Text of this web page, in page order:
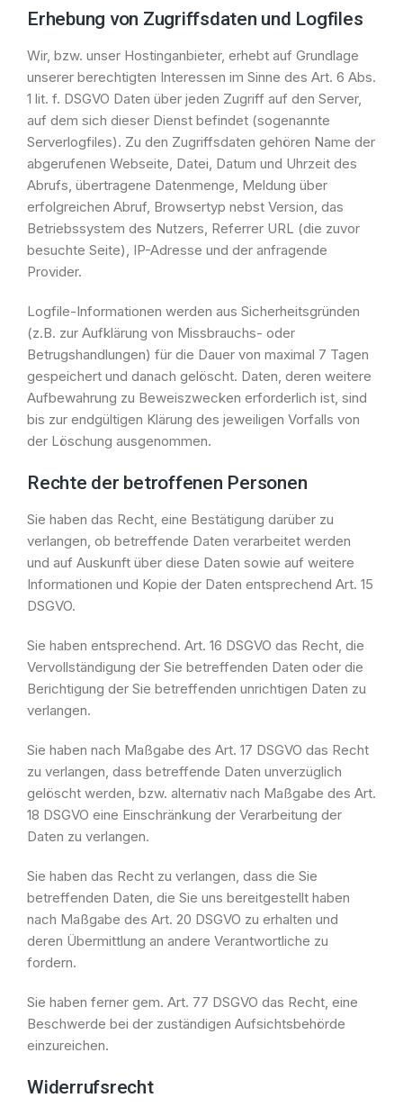
Erhebung von Zugriffsdaten und Logfiles
Wir, bzw. unser Hostinganbieter, erhebt auf Grundlage
unserer berechtigten Interessen im Sinne des Art. 6 Abs.
1 lit. f. DSGVO Daten über jeden Zugriff auf den Server,
auf dem sich dieser Dienst befindet (sogenannte
Serverlogfiles). Zu den Zugriffsdaten gehören Name der
abgerufenen Webseite, Datei, Datum und Uhrzeit des
Abrufs, übertragene Datenmenge, Meldung über
erfolgreichen Abruf, Browsertyp nebst Version, das
Betriebssystem des Nutzers, Referrer URL (die zuvor
besuchte Seite), IP-Adresse und der anfragende
Provider.
Logfile-Informationen werden aus Sicherheitsgründen
(z.B. zur Aufklärung von Missbrauchs- oder
Betrugshandlungen) für die Dauer von maximal 7 Tagen
gespeichert und danach gelöscht. Daten, deren weitere
Aufbewahrung zu Beweiszwecken erforderlich ist, sind
bis zur endgültigen Klärung des jeweiligen Vorfalls von
der Löschung ausgenommen.
Rechte der betroffenen Personen
Sie haben das Recht, eine Bestätigung darüber zu
verlangen, ob betreffende Daten verarbeitet werden
und auf Auskunft über diese Daten sowie auf weitere
Informationen und Kopie der Daten entsprechend Art. 15
DSGVO.
Sie haben entsprechend. Art. 16 DSGVO das Recht, die
Vervollständigung der Sie betreffenden Daten oder die
Berichtigung der Sie betreffenden unrichtigen Daten zu
verlangen.
Sie haben nach Maßgabe des Art. 17 DSGVO das Recht
zu verlangen, dass betreffende Daten unverzüglich
gelöscht werden, bzw. alternativ nach Maßgabe des Art.
18 DSGVO eine Einschränkung der Verarbeitung der
Daten zu verlangen.
Sie haben das Recht zu verlangen, dass die Sie
betreffenden Daten, die Sie uns bereitgestellt haben
nach Maßgabe des Art. 20 DSGVO zu erhalten und
deren Übermittlung an andere Verantwortliche zu
fordern.
Sie haben ferner gem. Art. 77 DSGVO das Recht, eine
Beschwerde bei der zuständigen Aufsichtsbehörde
einzureichen.
Widerrufsrecht